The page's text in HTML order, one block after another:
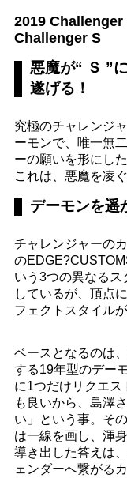
2019 Challenger
Challenger S
悪魔が“ Ｓ ”
遂げる！
究極のチャレンジ
ーモンで、唯一無
ーの願いを形にし
これは、悪魔を凌
デーモンを遥
チャレンジャーの
の
いう3つの異なるス
しているが、頂点
フェクトスタイル
ベースとなるのは
する19年型のデー
に1つだけリクエス
も良いから、島澤
い」という事。そ
は一線を画し、渾
導き出した答えは
ェンダーへ繋がる